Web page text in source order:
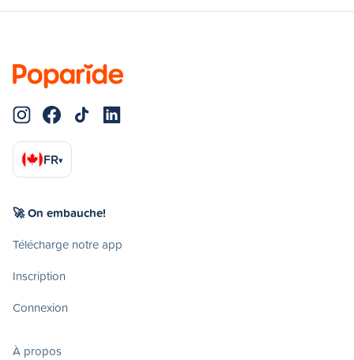
FR▾
🚀 On embauche!
Télécharge notre app
Inscription
Connexion
À propos